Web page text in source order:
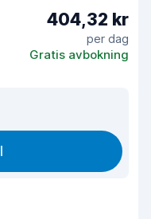
404,32 kr
per dag
Gratis avbokning